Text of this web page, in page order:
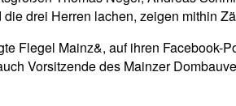
drei Herren lachen, zeigen mithin
Flegel Mainz&, auf ihren
Vorsitzende des Mainzer